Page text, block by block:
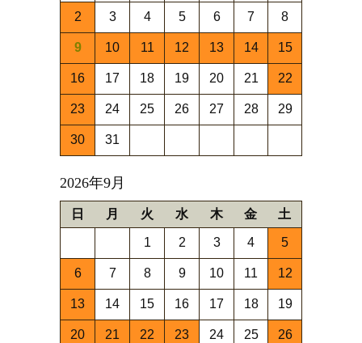
2 3 4 5 6 7 8
9 10 11 12 13 14 15
16 17 18 19 20 21 22
23 24 25 26 27 28 29
30 31
2026年9月
日 月 火 水 木 金 土
1 2 3 4 5
6 7 8 9 10 11 12
13 14 15 16 17 18 19
20 21 22 23 24 25 26